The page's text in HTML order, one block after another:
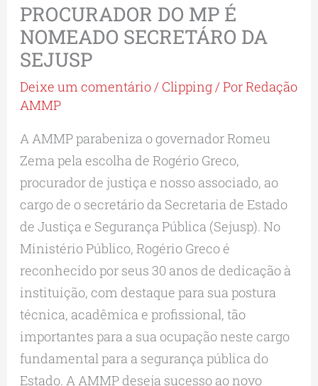
PROCURADOR DO MP É
NOMEADO SECRETÁRO DA
SEJUSP
Deixe um comentário/ Clipping/ PorRedação
AMMP
A AMMP parabeniza o governador Romeu
Zema pela escolha de Rogério Greco,
procurador de justiça e nosso associado, ao
cargo de o secretário da Secretaria de Estado
de Justiça e Segurança Pública (Sejusp). No
Ministério Público, Rogério Greco é
reconhecido por seus 30 anos de dedicação à
instituição, com destaque para sua postura
técnica, acadêmica e profissional, tão
importantes para a sua ocupação neste cargo
fundamental para a segurança pública do
Estado. A AMMP deseja sucesso ao novo